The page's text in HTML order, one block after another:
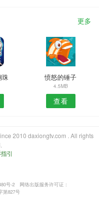
更多
珠 愤怒的锤子
4.5MB
查看
2010 daxiongtv.com . All rights
引
号-2
网络出版服务许可证：
第827号